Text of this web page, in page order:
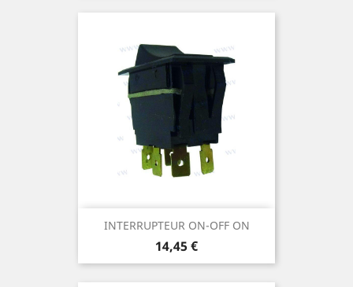
INTERRUPTEUR ON-OFF ON
Prix
14,45 €